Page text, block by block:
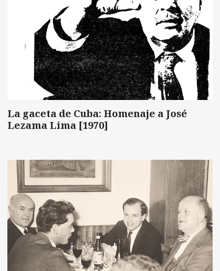
La gaceta de Cuba: Homenaje a José
Lezama Lima [1970]